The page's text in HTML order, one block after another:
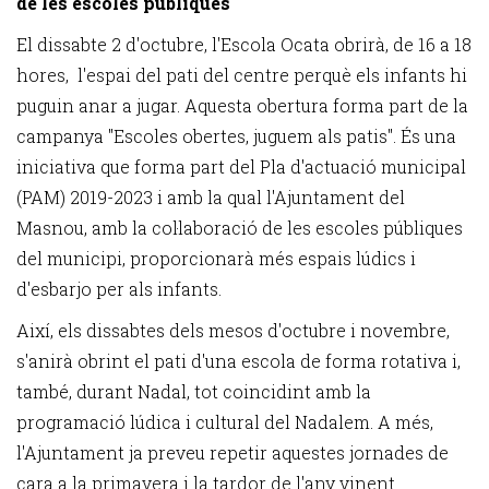
El dissabte 2 d'octubre, l'Escola Ocata obrirà, de 16 a 18
hores, l'espai del pati del centre perquè els infants hi
puguin anar a jugar. Aquesta obertura forma part de la
campanya "Escoles obertes, juguem als patis". És una
iniciativa que forma part del Pla d'actuació municipal
(PAM) 2019-2023 i amb la qual l'Ajuntament del
Masnou, amb la col·laboració de les escoles públiques
del municipi, proporcionarà més espais lúdics i
d'esbarjo per als infants.
Així, els dissabtes dels mesos d'octubre i novembre,
s'anirà obrint el pati d'una escola de forma rotativa i,
també, durant Nadal, tot coincidint amb la
programació lúdica i cultural del Nadalem . A més,
l'Ajuntament ja preveu repetir aquestes jornades de
cara a la primavera i la tardor de l'any vinent.